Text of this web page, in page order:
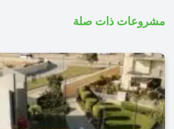
مشروعات ذات صلة